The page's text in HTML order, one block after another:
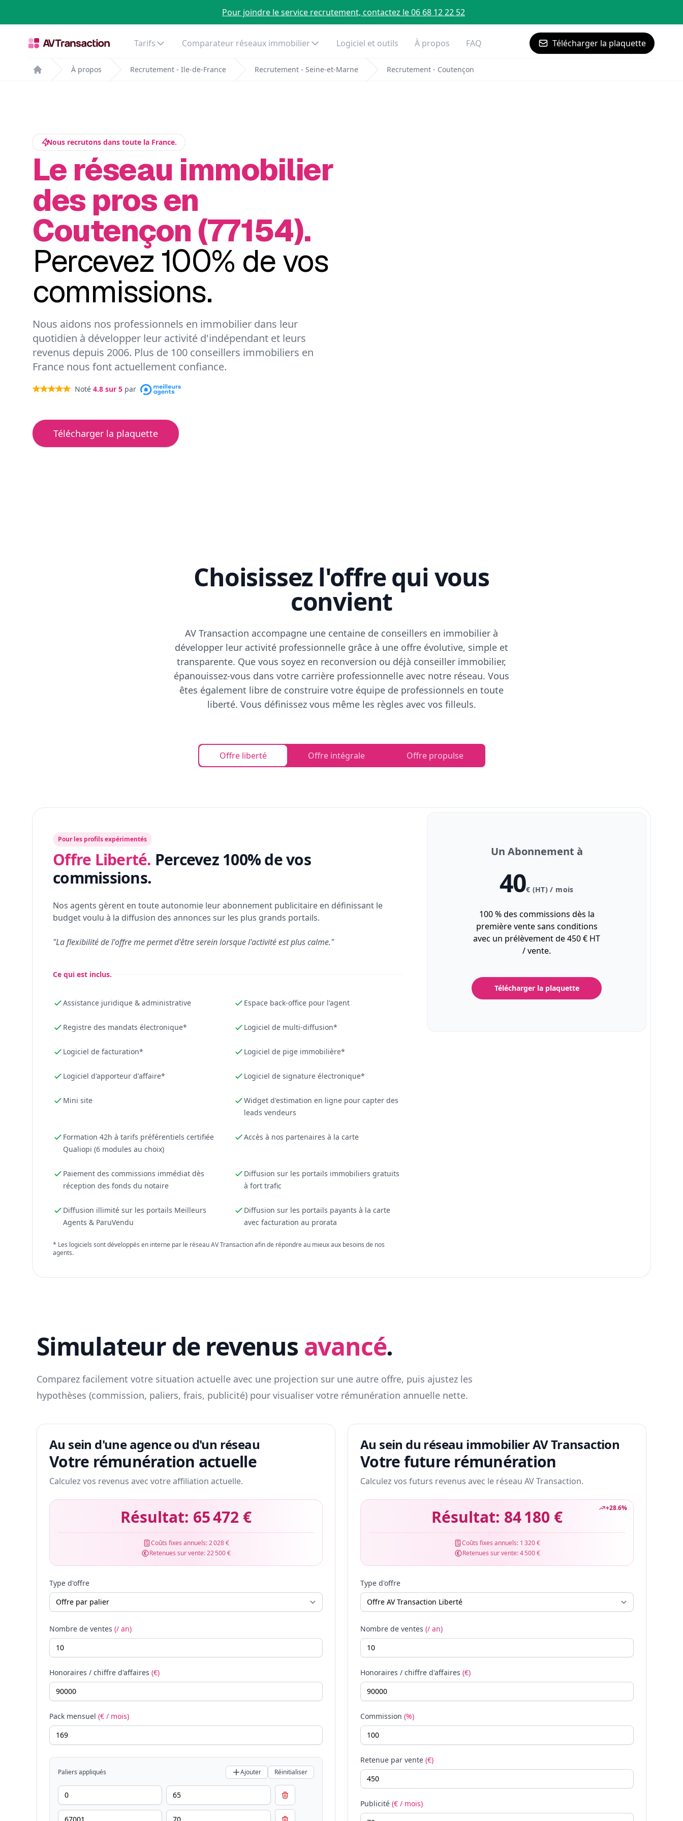
Pour joindre le service recrutement, contactez le 06 68 12 22 52
Tarifs Comparateur réseaux immobilier Logiciel et outils À propos FAQ Télécharger la plaquette
Home
À propos Recrutement - Ile-de-France Recrutement - Seine-et-Marne Recrutement - Coutençon
Nous recrutons dans toute la France.
Le réseau immobilier
des pros en
Coutençon (77154).
Percevez 100% de vos
commissions.
Nous aidons nos professionnels en immobilier dans leur
quotidien à développer leur activité d'indépendant et leurs
revenus depuis 2006. Plus de 100 conseillers immobiliers en
France nous font actuellement confiance.
Noté 4.8 sur 5 par
Télécharger la plaquette
Choisissez l'offre qui vous
convient
AV Transaction accompagne une centaine de conseillers en immobilier à
développer leur activité professionnelle grâce à une offre évolutive, simple et
transparente. Que vous soyez en reconversion ou déjà conseiller immobilier,
épanouissez-vous dans votre carrière professionnelle avec notre réseau. Vous
êtes également libre de construire votre équipe de professionnels en toute
liberté. Vous définissez vous même les règles avec vos filleuls.
Offre liberté Offre intégrale Offre propulse
Pour les profils expérimentés
Offre Liberté. Percevez 100% de vos
commissions.
Nos agents gèrent en toute autonomie leur abonnement publicitaire en définissant le
budget voulu à la diffusion des annonces sur les plus grands portails.
"La flexibilité de l'offre me permet d'être serein lorsque l'activité est plus calme."
Ce qui est inclus.
Assistance juridique & administrative Espace back-office pour l'agent
Registre des mandats électronique* Logiciel de multi-diffusion*
Logiciel de facturation* Logiciel de pige immobilière*
Logiciel d'apporteur d'affaire* Logiciel de signature électronique*
Mini site
Widget d'estimation en ligne pour capter des
leads vendeurs
Formation 42h à tarifs préférentiels certifiée
Qualiopi (6 modules au choix)
Accès à nos partenaires à la carte
Paiement des commissions immédiat dès
réception des fonds du notaire
Diffusion sur les portails immobiliers gratuits
à fort trafic
Diffusion illimité sur les portails Meilleurs
Agents & ParuVendu
Diffusion sur les portails payants à la carte
avec facturation au prorata
* Les logiciels sont développés en interne par le réseau AV Transaction afin de répondre au mieux aux besoins de nos
agents.
Un Abonnement à
40€ (HT) / mois
100 % des commissions dès la
première vente sans conditions
avec un prélèvement de 450 € HT
/ vente.
Télécharger la plaquette
Simulateur de revenus avancé.
Comparez facilement votre situation actuelle avec une projection sur une autre offre, puis ajustez les
hypothèses (commission, paliers, frais, publicité) pour visualiser votre rémunération annuelle nette.
Au sein d'une agence ou d'un réseau
Votre rémunération actuelle
Calculez vos revenus avec votre affiliation actuelle.
Résultat: 65 472 €
Coûts fixes annuels:2 028 €
Retenues sur vente:22 500 €
Type d'offre
Nombre de ventes (/ an)
Honoraires / chiffre d'affaires (€)
Pack mensuel (€ / mois)
Paliers appliqués Ajouter Réinitialiser
Au sein du réseau immobilier AV Transaction
Votre future rémunération
Calculez vos futurs revenus avec le réseau AV Transaction.
+28.6%
Résultat: 84 180 €
Coûts fixes annuels: 1 320 €
Retenues sur vente:4 500 €
Type d'offre
Nombre de ventes (/ an)
Honoraires / chiffre d'affaires (€)
Commission (%)
Retenue par vente (€)
Publicité (€ / mois)